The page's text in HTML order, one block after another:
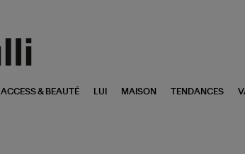
ACCESS & BEAUTÉ LUI MAISON TENDANCES